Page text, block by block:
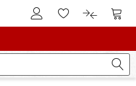
Vers le compte client
Vers la liste
Vers le